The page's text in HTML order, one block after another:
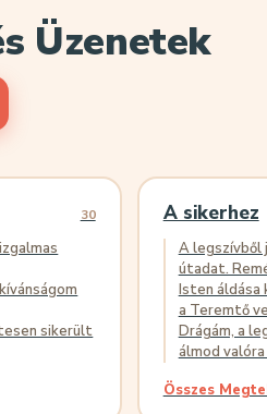
Üzenetek
30
sikerült
A sikerhez
A legszívből
útadat.
Isten áldása
a Teremtő
Drágám, a
álmod valóra
Összes